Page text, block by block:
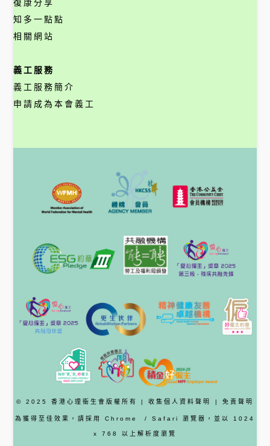
復康分享
知多一點點
相關網站
義工服務
義工服務簡介
申請成為本會義工
© 2025 香港心理衞生會版權所有 | 收集個人資料聲明 | 免責聲明
為獲得至佳效果，請採用 Chrome / Safari 瀏覽器 ，並以 1024
x 768 以上解析度瀏覽